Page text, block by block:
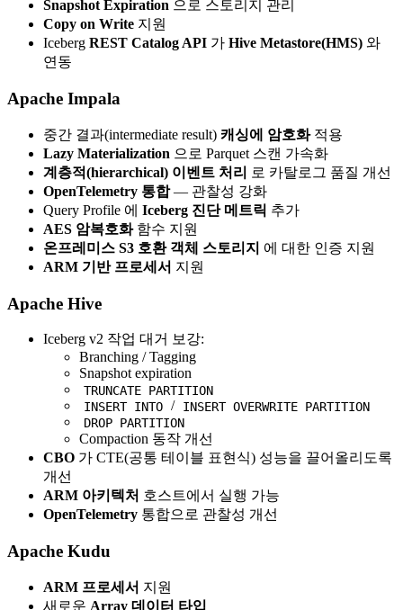
Snapshot Expiration 으로 스토리지 관리
Copy on Write 지원
Iceberg REST Catalog API 가 Hive Metastore(HMS) 와
연동
Apache Impala
중간 결과(intermediate result) 캐싱에 암호화적용
Lazy Materialization 으로 Parquet 스캔 가속화
계층적(hierarchical) 이벤트 처리 로 카탈로그 품질 개선
OpenTelemetry 통합— 관찰성 강화
Query Profile 에 Iceberg 진단 메트릭 추가
AES 암복호화함수 지원
온프레미스 S3 호환 객체 스토리지 에 대한 인증 지원
ARM 기반 프로세서 지원
Apache Hive
Iceberg v2 작업 대거 보강:
Branching / Tagging
Snapshot expiration
TRUNCATE PARTITION
INSERT INTO / INSERT OVERWRITE PARTITION
DROP PARTITION
Compaction 동작 개선
CBO 가 CTE(공통 테이블 표현식) 성능을 끌어올리도록
개선
ARM 아키텍처 호스트에서 실행 가능
OpenTelemetry 통합으로 관찰성 개선
Apache Kudu
ARM 프로세서 지원
새로운 Array 데이터 타입